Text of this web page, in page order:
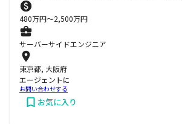
480万円〜2,500万円
サーバーサイドエンジニア
東京都, 大阪府
エージェントに
お問い合わせする
お気に入り